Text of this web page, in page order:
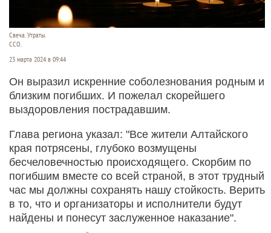
Свеча. Утраты.
ССО.
23 марта 2024 в 09:44
Он выразил искренние соболезнования родным и
близким погибших. И пожелал скорейшего
выздоровления пострадавшим.
Глава региона указал: "Все жители Алтайского
края потрясены, глубоко возмущены
бесчеловечностью происходящего. Скорбим по
погибшим вместе со всей страной, в этот трудный
час мы должны сохранять нашу стойкость. Верить
в то, что и организаторы и исполнители будут
найдены и понесут заслуженное наказание".